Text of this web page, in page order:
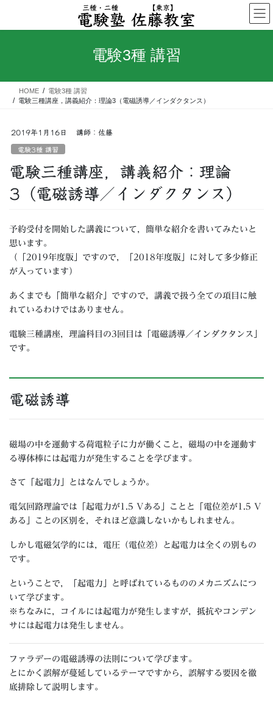
テ
ス
ゲ
ン
電験3種 講習
HOME
電験3種 講習
電験三種講座，講義紹介：理論3（電磁誘導／インダクタンス）
2019年1月16日 講師：佐藤
電験3種 講習
電験三種講座，講義紹介：理論
3（電磁誘導／インダクタンス）
予約受付を開始した講義について，簡単な紹介を書いてみたいと
思います。
（「2019年度版」ですので，「2018年度版」に対して多少修正
が入っています）
あくまでも「簡単な紹介」ですので，講義で扱う全ての項目に触
れているわけではありません。
電験三種講座，理論科目の3回目は「電磁誘導／インダクタンス」
です。
電磁誘導
磁場の中を運動する荷電粒子に力が働くこと，磁場の中を運動す
る導体棒には起電力が発生することを学びます。
さて「起電力」とはなんでしょうか。
電気回路理論では「起電力が1.5 Vある」ことと「電位差が1.5 V
ある」ことの区別を，それほど意識しないかもしれません。
しかし電磁気学的には，電圧（電位差）と起電力は全くの別もの
です。
ということで，「起電力」と呼ばれているもののメカニズムにつ
いて学びます。
※ちなみに，コイルには起電力が発生しますが，抵抗やコンデン
サには起電力は発生しません。
ファラデーの電磁誘導の法則について学びます。
とにかく誤解が蔓延しているテーマですから，誤解する要因を徹
底排除して説明します。